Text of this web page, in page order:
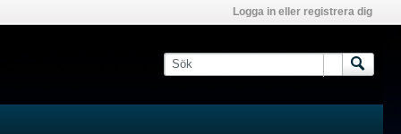
Logga in eller registrera dig